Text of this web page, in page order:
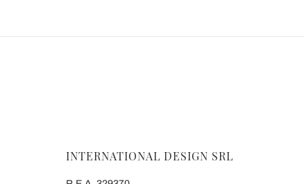
INTERNATIONAL DESIGN SRL